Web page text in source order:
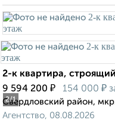
2/1
2-к квартира,
9 594 200 ₽ 154 000 ₽
Свердловский район,
Агентство, 08.08.2026